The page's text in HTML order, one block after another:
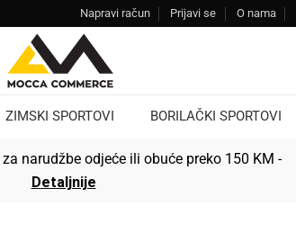
Napravi račun Prijavi se O nama
ZIMSKI SPORTOVI BORILAČKI SPORTOVI
za narudžbe odjeće ili obuće preko 150 KM -
Detaljnije